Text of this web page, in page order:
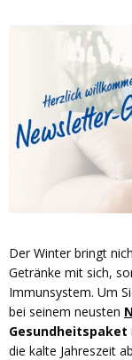
Der Winter bringt
Getränke mit sich,
Immunsystem. Um
bei seinem neusten
Gesundheitspaket
die kalte Jahreszeit